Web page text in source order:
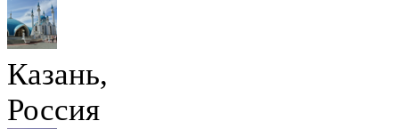
Казань,
Россия